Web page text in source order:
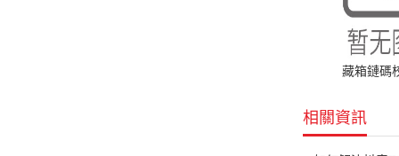
藏箱鏈碼
相關資訊